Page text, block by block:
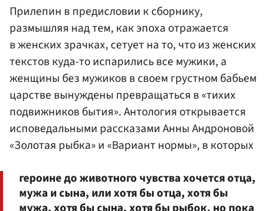
Прилепин в предисловии к сборнику,
размышляя над тем, как эпоха отражается
в женских зрачках, сетует на то, что из женских
текстов куда-то испарились все мужики, а
женщины без мужиков в своем грустном бабьем
царстве вынуждены превращаться в «тихих
подвижников бытия». Антология открывается
исповедальными рассказами Анны Андроновой
«Золотая рыбка» и «Вариант нормы», в которых
героине до животного чувства хочется отца,
мужа и сына, или хотя бы отца, хотя бы